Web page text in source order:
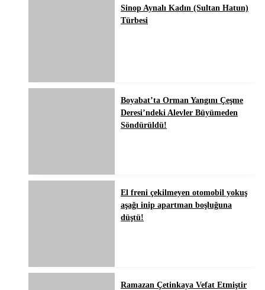
Sinop Aynalı Kadın (Sultan Hatun)
Türbesi
Boyabat’ta Orman Yangını Çeşme
Deresi’ndeki Alevler Büyümeden
Söndürüldü!
El freni çekilmeyen otomobil yokuş
aşağı inip apartman boşluğuna
düştü!
Ramazan Çetinkaya Vefat Etmiştir